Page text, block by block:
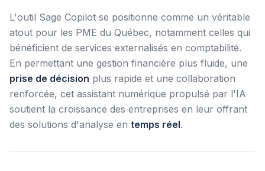
L'outil Sage Copilot se positionne comme un véritable
atout pour les PME du Québec, notamment celles qui
bénéficient de services externalisés en comptabilité.
En permettant une gestion financière plus fluide, une
prise de décision plus rapide et une collaboration
renforcée, cet assistant numérique propulsé par l'IA
soutient la croissance des entreprises en leur offrant
des solutions d'analyse en temps réel.